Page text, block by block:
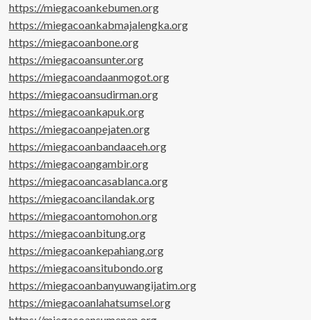
https://miegacoankebumen.org
https://miegacoankabmajalengka.org
https://miegacoanbone.org
https://miegacoansunter.org
https://miegacoandaanmogot.org
https://miegacoansudirman.org
https://miegacoankapuk.org
https://miegacoanpejaten.org
https://miegacoanbandaaceh.org
https://miegacoangambir.org
https://miegacoancasablanca.org
https://miegacoancilandak.org
https://miegacoantomohon.org
https://miegacoanbitung.org
https://miegacoankepahiang.org
https://miegacoansitubondo.org
https://miegacoanbanyuwangijatim.org
https://miegacoanlahatsumsel.org